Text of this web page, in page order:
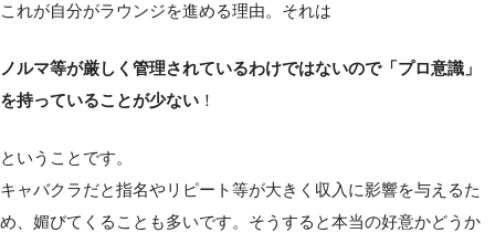
これが自分がラウンジを進める理由。それは
ノルマ等が厳しく管理されているわけではないので「プロ意識」
を持っていることが少ない ！
ということです。
キャバクラだと指名やリピート等が大きく収入に影響を与えるた
め、媚びてくることも多いです。そうすると本当の好意かどうか